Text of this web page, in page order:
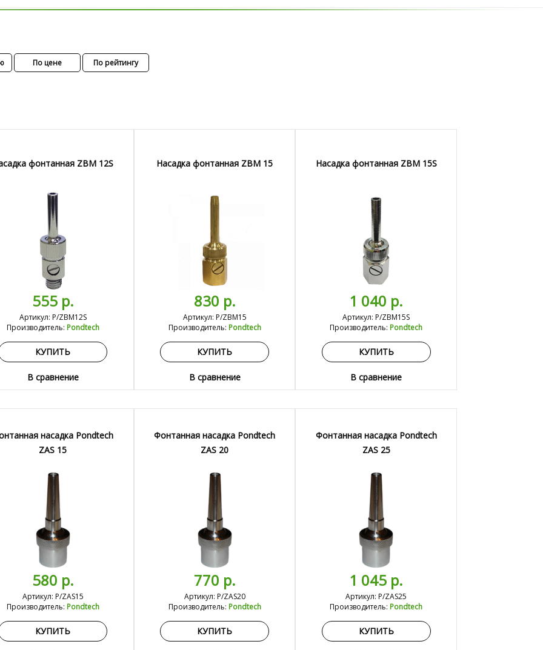
По цене По рейтингу
фонтанная ZBM 12S
555 р.
Артикул: P/ZBM12S
Производитель: Pondtech
КУПИТЬ
В сравнение
Насадка фонтанная ZBM 15
830 р.
Артикул: P/ZBM15
Производитель: Pondtech
КУПИТЬ
В сравнение
Насадка фонтанная ZBM 15S
1 040 р.
Артикул: P/ZBM15S
Производитель: Pondtech
КУПИТЬ
В сравнение
насадка Pondtech
ZAS 15
580 р.
Артикул: P/ZAS15
Производитель: Pondtech
КУПИТЬ
Фонтанная насадка Pondtech
ZAS 20
770 р.
Артикул: P/ZAS20
Производитель: Pondtech
КУПИТЬ
Фонтанная насадка Pondtech
ZAS 25
1 045 р.
Артикул: P/ZAS25
Производитель: Pondtech
КУПИТЬ